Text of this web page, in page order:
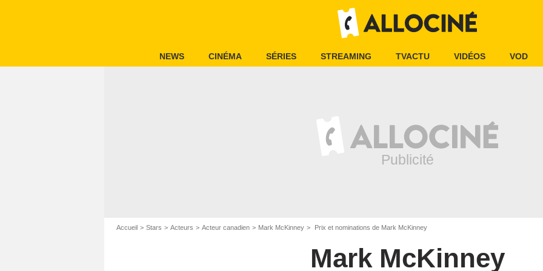
NEWS CINÉMA SÉRIES STREAMING TVACTU VIDÉOS VOD
Accueil Stars Acteurs Acteur canadien Mark McKinney Prix et nominations de Mark McKinney
Mark McKinney